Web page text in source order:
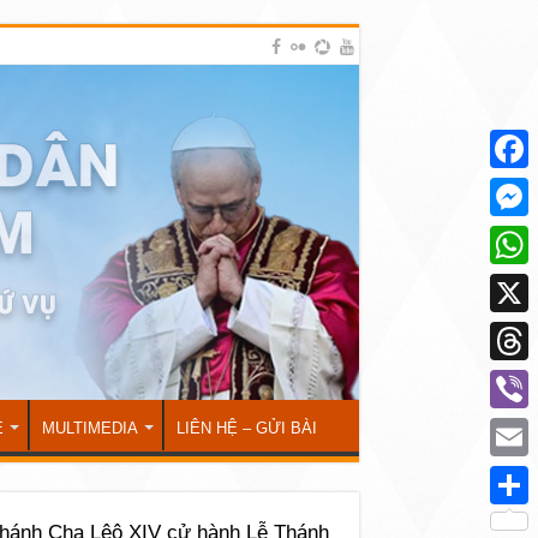
MULTIMEDIA LIÊN HỆ – GỬI BÀI
Cha Lêô XIV cử hành Lễ Thánh
X
Viber